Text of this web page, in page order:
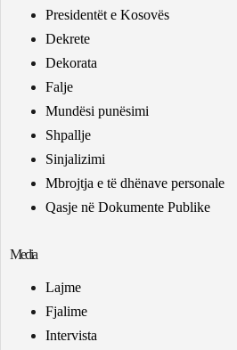
Presidentët e Kosovës
Dekrete
Dekorata
Falje
Mundësi punësimi
Shpallje
Sinjalizimi
Mbrojtja e të dhënave personale
Qasje në Dokumente Publike
Media
Lajme
Fjalime
Intervista